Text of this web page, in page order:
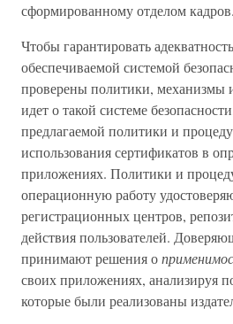
сформированному отделом кадров.
Чтобы гарантировать
обеспечиваемой системой
проверены политики, механизмы
идет о такой системе
предлагаемой политики и
использования сертификатов в
приложениях. Политики и
операционную работу
регистрационных центров,
действия пользователей.
принимают решения о
своих приложениях, анализируя
которые были реализованы